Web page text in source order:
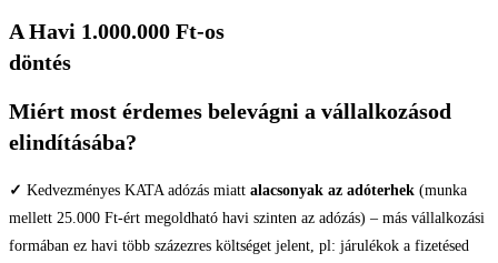
A Havi 1.000.000 Ft-os
döntés
Miért most érdemes belevágni a vállalkozásod
elindításába?
✓ Kedvezményes KATA adózás miatt alacsonyak az adóterhek (munka
mellett 25.000 Ft-ért megoldható havi szinten az adózás) – más vállalkozási
formában ez havi több százezres költséget jelent, pl: járulékok a fizetésed